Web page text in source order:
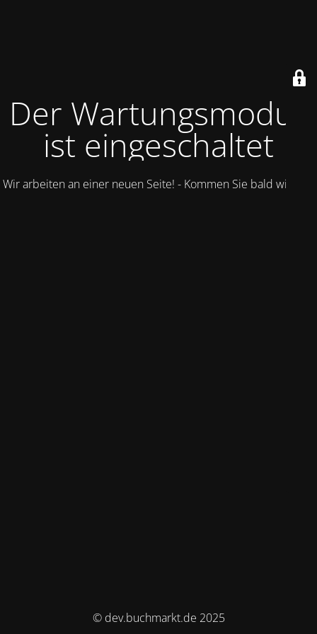
Der Wartungsmodus
ist eingeschaltet
Wir arbeiten an einer neuen Seite! - Kommen Sie bald wieder.
© dev.buchmarkt.de 2025